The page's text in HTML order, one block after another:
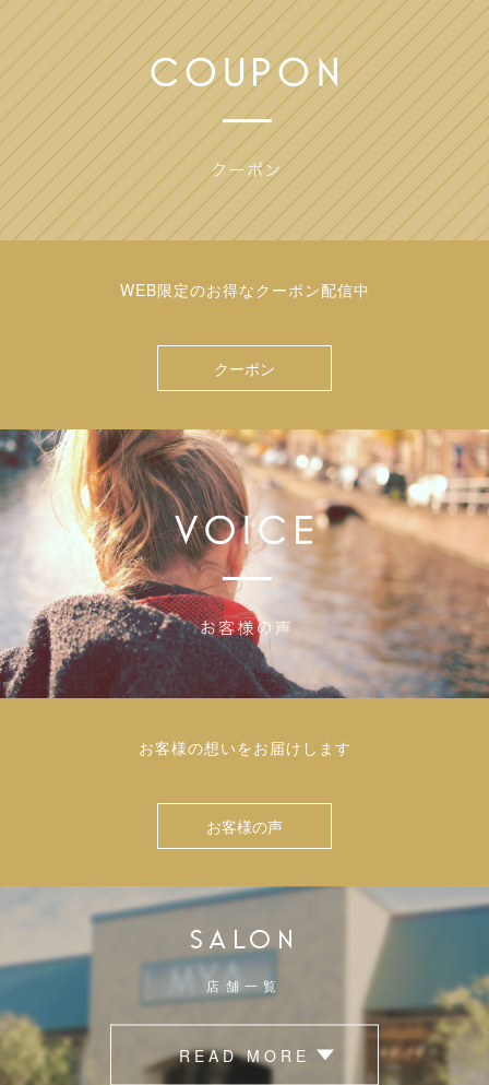
WEB限定のお得なクーポン配信中
クーポン
お客様の想いをお届けします
お客様の声
SALON
店舗一覧
READ MORE